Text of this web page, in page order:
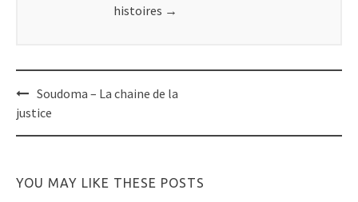
histoires →
Post
navigation
Soudoma – La chaine de la
justice
YOU MAY LIKE THESE POSTS